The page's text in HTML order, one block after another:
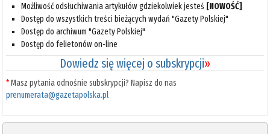
Możliwość odsłuchiwania artykułów gdziekolwiek jesteś [NOWOŚĆ]
Dostęp do wszystkich treści bieżących wydań "Gazety Polskiej"
Dostęp do archiwum "Gazety Polskiej"
Dostęp do felietonów on-line
Dowiedz się więcej o subskrypcji»
*Masz pytania odnośnie subskrypcji? Napisz do nas
prenumerata@gazetapolska.pl